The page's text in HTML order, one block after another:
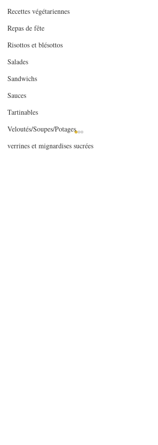
Recettes végétariennes
Repas de fête
Risottos et blésottos
Salades
Sandwichs
Sauces
Tartinables
Veloutés/Soupes/Potages
verrines et mignardises sucrées